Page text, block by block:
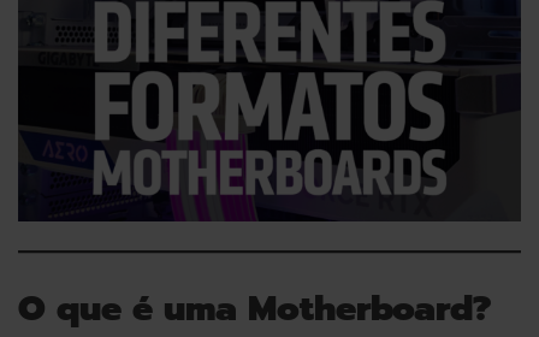
O que é uma Motherboard?